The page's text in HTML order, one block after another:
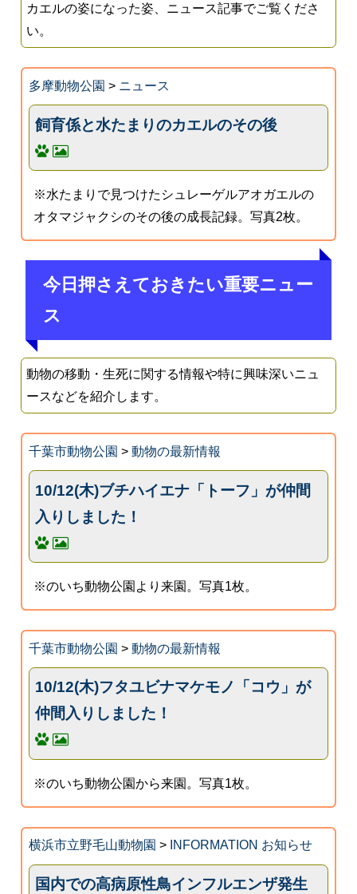
カエルの姿になった姿、ニュース記事でご覧くださ
い。
多摩動物公園 > ニュース
飼育係と水たまりのカエルのその後
※水たまりで見つけたシュレーゲルアオガエルの
オタマジャクシのその後の成長記録。写真2枚。
今日押さえておきたい重要ニュー
ス
動物の移動・生死に関する情報や特に興味深いニュ
ースなどを紹介します。
千葉市動物公園 > 動物の最新情報
10/12(木)ブチハイエナ「トーフ」が仲間
入りしました！
※のいち動物公園より来園。写真1枚。
千葉市動物公園 > 動物の最新情報
10/12(木)フタユビナマケモノ「コウ」が
仲間入りしました！
※のいち動物公園から来園。写真1枚。
横浜市立野毛山動物園 > INFORMATION お知らせ
国内での高病原性鳥インフルエンザ発生